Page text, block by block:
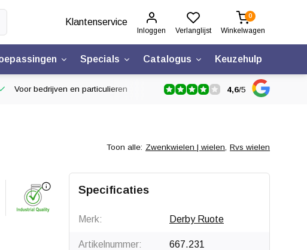
Klantenservice
Inloggen Verlanglijst
0
Winkelwagen
Specials Catalogus Keuzehulp
Voor bedrijven en particulieren 4,6/5
Toon alle: Zwenkwielen | wielen, Rvs wielen
Specificaties
Merk: Derby Ruote
Artikelnummer: 667.231